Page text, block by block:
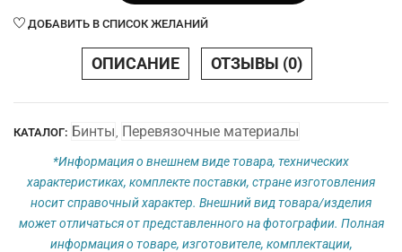
14см
ДОБАВИТЬ В СПИСОК ЖЕЛАНИЙ
ОПИСАНИЕ ОТЗЫВЫ (0)
КАТАЛОГ: Бинты Перевязочные материалы
*Информация о внешнем виде товара, технических
характеристиках, комплекте поставки, стране изготовления
носит справочный характер. Внешний вид товара/изделия
может отличаться от представленного на фотографии. Полная
информация о товаре, изготовителе, комплектации,